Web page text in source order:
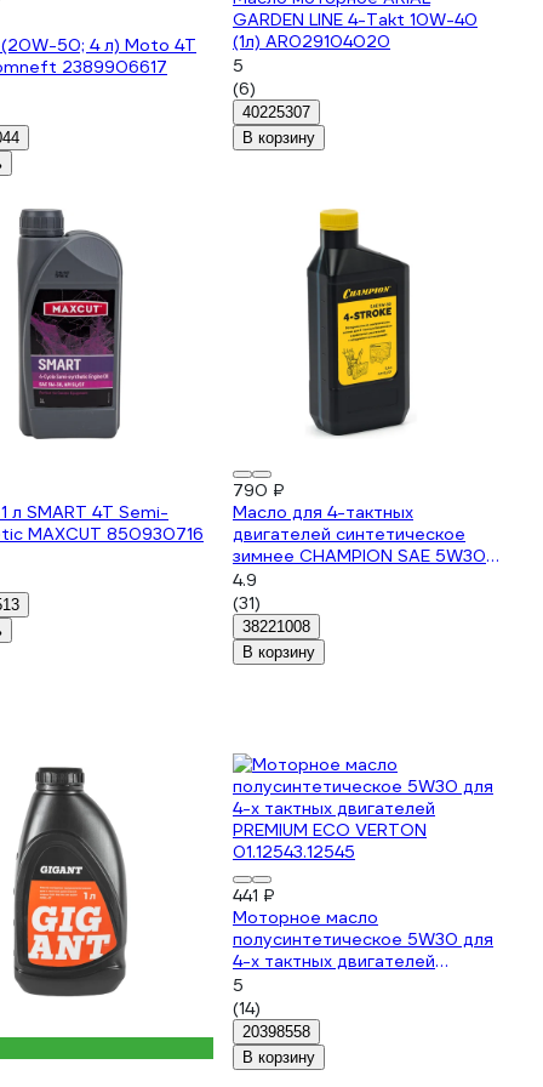
50; 4 л) Moto 4T
2389906617
GARDEN LINE 4-Takt 10W-40
(1л) AR029104020
5
(6)
40225307
В корзину
л SMART 4T Semi-
MAXCUT 850930716
790 ₽
Масло для 4-тактных
двигателей синтетическое
зимнее CHAMPION SAE 5W30
API SL/CF 0.6л 952855
4.9
(31)
38221008
В корзину
441 ₽
Моторное масло
полусинтетическое 5W30 для
4-х тактных двигателей
PREMIUM ECO VERTON
01.12543.12545
5
(14)
20398558
В корзину